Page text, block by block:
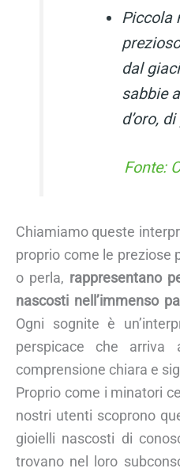
Piccola
dal
sabbie
d’oro,
Fonte:
Chiamiamo queste
proprio come le preziose
o perla, rappresentano
nascosti nell’immenso
Ogni sognite è
perspicace che arriva
comprensione chiara e
Proprio come i minatori
nostri utenti scoprono
gioielli nascosti di
trovano nel loro